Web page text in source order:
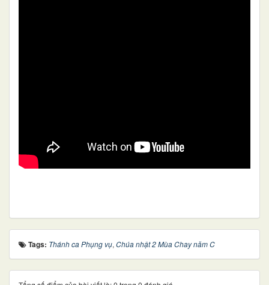
Tags: Thánh ca Phụng vụ, Chúa nhật 2 Mùa Chay năm C